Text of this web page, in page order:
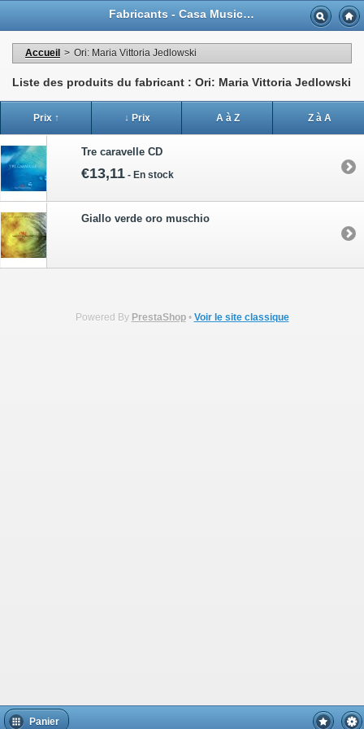
Fabricants - Casa Musicale Eco
Accueil > Ori: Maria Vittoria Jedlowski
Liste des produits du fabricant : Ori: Maria Vittoria Jedlowski
Prix ↑ ↓ Prix A à Z Z à A
Tre caravelle CD
€13,11 - En stock
Giallo verde oro muschio
Powered By PrestaShop• Voir le site classique
Panier